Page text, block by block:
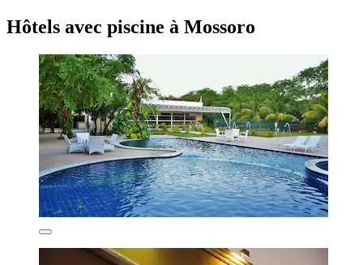
Hôtels avec piscine à Mossoro